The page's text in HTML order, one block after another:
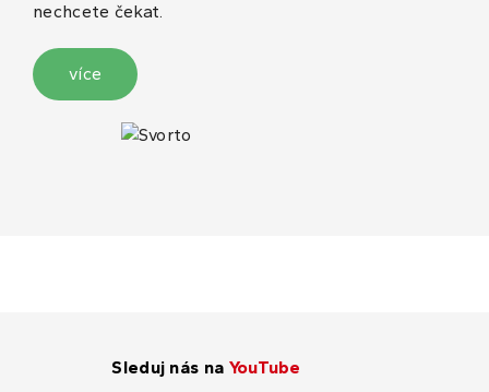
nechcete čekat.
více
Sleduj nás na YouTube